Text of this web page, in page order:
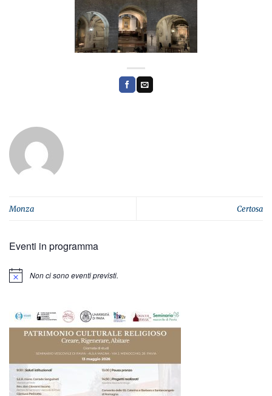
Monza Certosa
Eventi in programma
Notice Non ci sono eventi previsti.